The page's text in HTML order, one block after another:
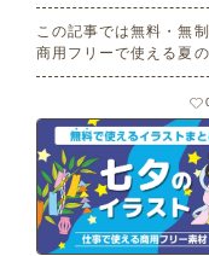
この記事では無料・無制
商用フリーで使える夏
いいイラスト素材を多
介いたします。夏の花で
ひまわりや朝顔、夏祭
火、七夕など夏ならでは
わいいイラストをご用意
スターやパンフレット
使いやすいテイストな
ぜひご活用ください。